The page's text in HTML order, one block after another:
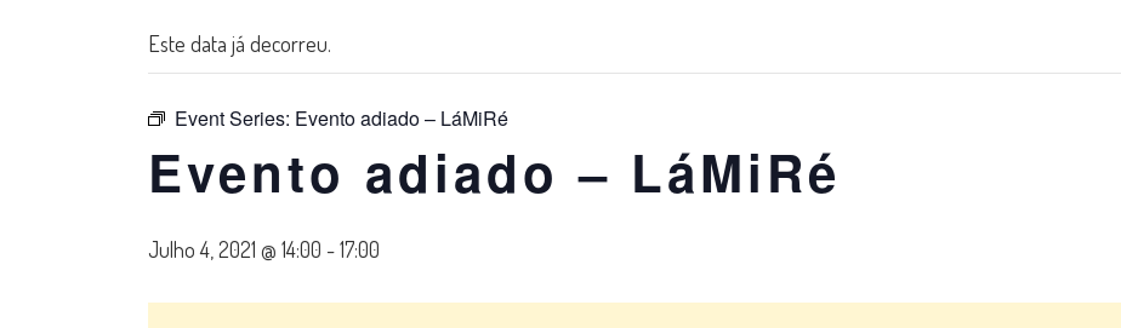
Este data já decorreu.
Event Series: Evento adiado – LáMiRé
Evento adiado – LáMiRé
Julho 4, 2021 @ 14:00 -17:00